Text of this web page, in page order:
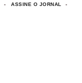
ASSINE O JORNAL